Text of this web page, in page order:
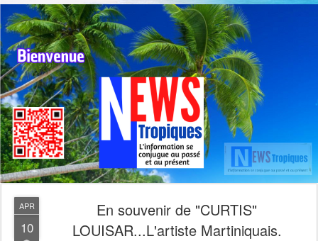
APR
10
En souvenir de "CURTIS"
LOUISAR...L'artiste Martiniquais.